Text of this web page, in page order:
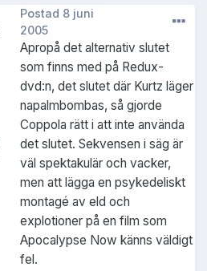
Postad 8 juni
2005
Apropå det alternativ slutet
som finns med på Redux-
dvd:n, det slutet där Kurtz läger
napalmbombas, så gjorde
Coppola rätt i att inte använda
det slutet. Sekvensen i säg är
väl spektakulär och vacker,
men att lägga en psykedeliskt
montagé av eld och
explotioner på en film som
Apocalypse Now känns väldigt
fel.